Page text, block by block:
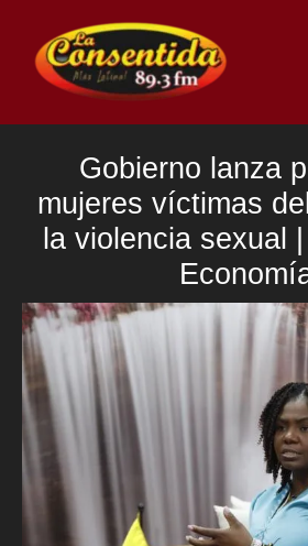
contenido
Gobierno lanza
mujeres víctimas
la violencia sexual |